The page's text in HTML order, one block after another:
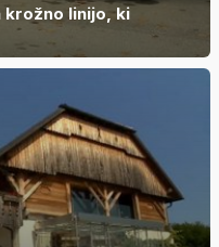
krožno linijo, ki